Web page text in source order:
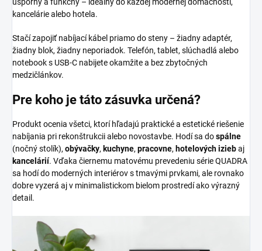
úsporný a funkčný – ideálny do každej modernej domácnosti,
kancelárie alebo hotela.
Stačí zapojiť nabíjací kábel priamo do steny – žiadny adaptér,
žiadny blok, žiadny neporiadok. Telefón, tablet, slúchadlá alebo
notebook s USB-C nabijete okamžite a bez zbytočných
medzičlánkov.
Pre koho je táto zásuvka určená?
Produkt ocenia všetci, ktorí hľadajú praktické a estetické riešenie
nabíjania pri rekonštrukcii alebo novostavbe. Hodí sa dospálne
(nočný stolík), obývačky, kuchyne, pracovne, hotelových iziebaj
kancelárií. Vďaka čiernemu matovému prevedeniu série QUADRA
sa hodí do moderných interiérov s tmavými prvkami, ale rovnako
dobre vyzerá aj v minimalistickom bielom prostredí ako výrazný
detail.